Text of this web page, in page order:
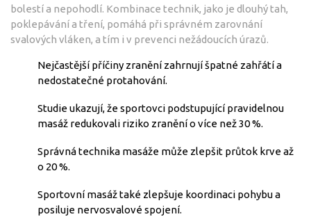
bolestí a nepohodlí. Kombinace technik, jako je dlouhý tah,
poklepávání a tření, pomáhá při správném zarovnání
svalových vláken, a tím i v prevenci nežádoucích úrazů.
Nejčastější příčiny zranění zahrnují špatné zahřátí a
nedostatečné protahování.
Studie ukazují, že sportovci podstupující pravidelnou
masáž redukovali riziko zranění o více než 30 %.
Správná technika masáže může zlepšit průtok krve až
o 20 %.
Sportovní masáž také zlepšuje koordinaci pohybu a
posiluje nervosvalové spojení.